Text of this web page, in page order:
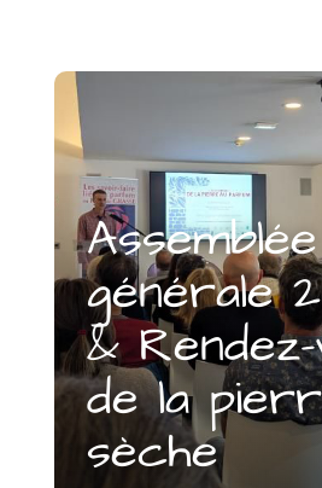
Assemblée
générale
&
de la
sèche